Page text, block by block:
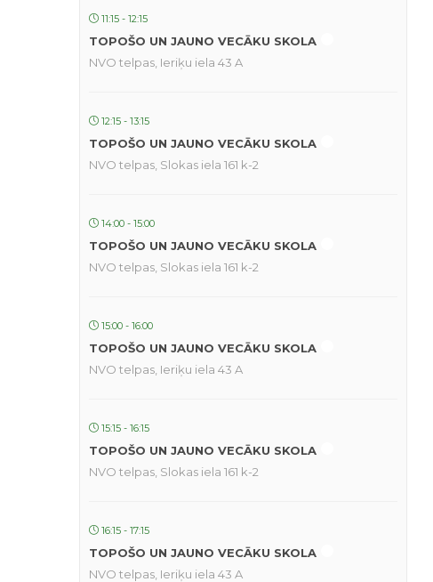
11:15 - 12:15
TOPOŠO UN JAUNO VECĀKU SKOLA
NVO telpas, Ieriķu iela 43 A
12:15 - 13:15
TOPOŠO UN JAUNO VECĀKU SKOLA
NVO telpas, Slokas iela 161 k-2
14:00 - 15:00
TOPOŠO UN JAUNO VECĀKU SKOLA
NVO telpas, Slokas iela 161 k-2
15:00 - 16:00
TOPOŠO UN JAUNO VECĀKU SKOLA
NVO telpas, Ieriķu iela 43 A
15:15 - 16:15
TOPOŠO UN JAUNO VECĀKU SKOLA
NVO telpas, Slokas iela 161 k-2
16:15 - 17:15
TOPOŠO UN JAUNO VECĀKU SKOLA
NVO telpas, Ieriķu iela 43 A